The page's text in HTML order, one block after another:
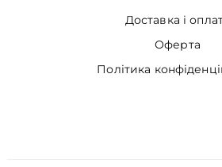
Доставка і
Оферта
Політика